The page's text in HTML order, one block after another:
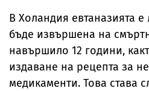
В Холандия евтаназията
бъде извършена на
навършило 12 години,
издаване на рецепта за
медикаменти. Това става